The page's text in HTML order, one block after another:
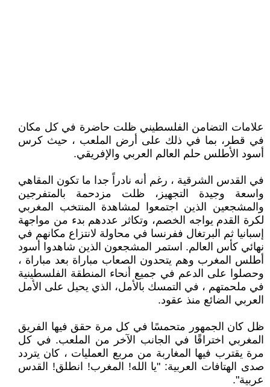
علامات التضامن الفلسطيني ظلت حاضرة في كل مكان
في قطر، بما في ذلك على أرض الملعب ، حيث كرس
أسود الأطلس حلم العالم العربي والإفريقي.
في القدس الشرقية ، رغم أنه نادراً جدا ما تكون المقاهي
واسعة وجيدة التجهيز، ظلت مزدحمة بالمتفرجين
والمشجعين الذين اجتمعوا لمشاهدة المنتخب المغربي
لكرة القدم يواجه الخصم، وتكاثر عددهم بدء من مواجهة
إسبانيا ثم البرتغال ففرنسا في محاولة لانتزاع مكانهم في
نهائي كأس العالم. استمر المشجعون الذين شاهدوا أسود
أطلس المغرب وهم يتحدون الصعاب مباراة بعد مباراة ،
وحصلوا على الدعم في جميع أنحاء المنطقة الفلسطينية
في ملحمتهم ، في التمسك بالأمل، الذي يحيل على الأمل
العربي الضائع منذ عقود.
ظل كان الجمهور متحمسًا في كل مرة حقق فيها الفريق
المغربي اختراقًا في الجانب الآخر من الملعب. في كل
مرة يقترب فيها المغاربة من مربع العمليات ، كان يتردد
صدى الهتافات العربية: "يا الله! المغرب! انطلق! القدس
عربية".